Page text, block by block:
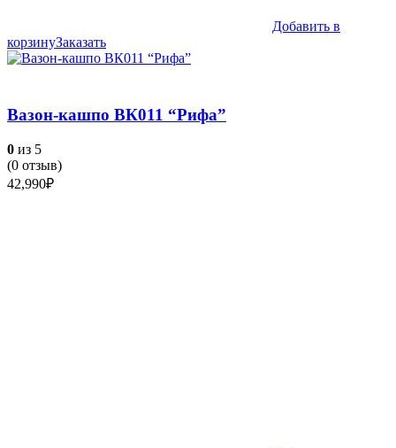
Добавить в
корзинуЗаказать
Вазон-кашпо ВК011 “Рифа”
0 из 5
(0 отзыв)
42,990₽